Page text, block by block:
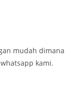
mudah dimana
kami.